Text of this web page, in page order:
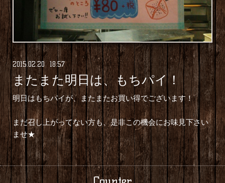
2015.02.20 18:57
またまた明日は、もちパイ！
明日はもちパイが、またまたお買い得でございます！
まだ召し上がってない方も、是非この機会にお味見下さい
ませ★